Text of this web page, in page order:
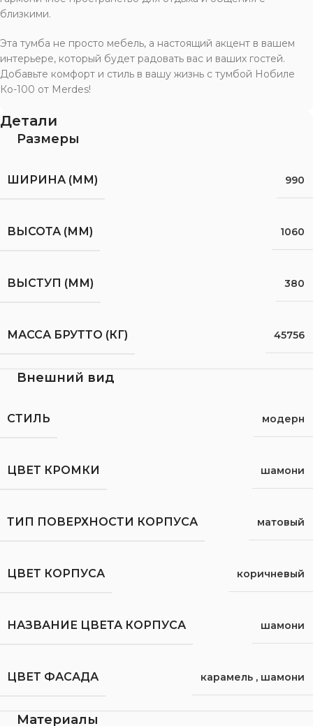
близкими.
Эта тумба не просто мебель, а настоящий акцент в вашем
интерьере, который будет радовать вас и ваших гостей.
Добавьте комфорт и стиль в вашу жизнь с тумбой Нобиле
Ко-100 от Merdes!
Детали
Размеры
ШИРИНА (ММ) 990
ВЫСОТА (ММ) 1060
ВЫСТУП (ММ) 380
МАССА БРУТТО (КГ) 45756
Внешний вид
СТИЛЬ модерн
ЦВЕТ КРОМКИ шамони
ТИП ПОВЕРХНОСТИ КОРПУСА матовый
ЦВЕТ КОРПУСА коричневый
НАЗВАНИЕ ЦВЕТА КОРПУСА шамони
ЦВЕТ ФАСАДА карамель , шамони
Материалы